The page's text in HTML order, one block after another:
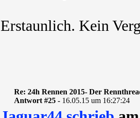
Erstaunlich. Kein
Re: 24h Rennen 2015- Der
Antwort #25 - 16.05.15 um 16:27:24